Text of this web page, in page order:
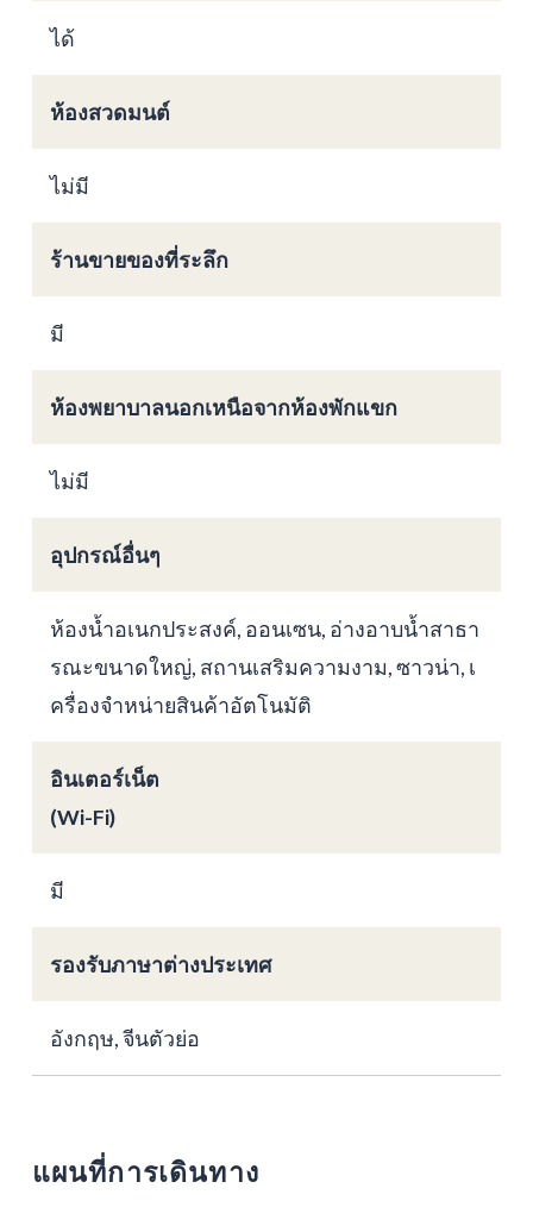
ได้
ห้องสวดมนต์
ไม่มี
ร้านขายของที่ระลึก
มี
ห้องพยาบาลนอกเหนือจากห้องพักแขก
ไม่มี
อุปกรณ์อื่นๆ
ห้องน้ำอเนกประสงค์, ออนเซน, อ่างอาบน้ำสาธา
รณะขนาดใหญ่, สถานเสริมความงาม, ซาวน่า, เ
ครื่องจำหน่ายสินค้าอัตโนมัติ
อินเตอร์เน็ต
(Wi-Fi)
มี
รองรับภาษาต่างประเทศ
อังกฤษ, จีนตัวย่อ
แผนที่การเดินทาง